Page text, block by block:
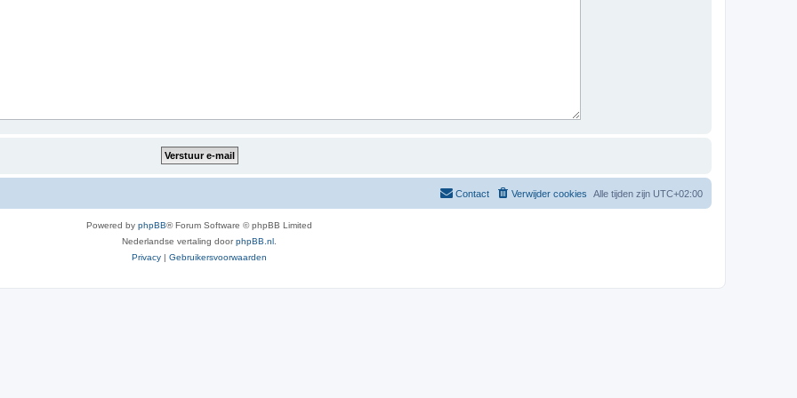
Alle tijden zijn UTC+02:00
Verwijder cookies
Contact
Powered by phpBB® Forum Software © phpBB Limited
Nederlandse vertaling doorphpBB.nl
Privacy | Gebruikersvoorwaarden